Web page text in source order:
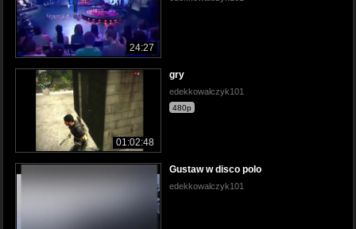
24:27
01:02:48
gry
edekkowalczyk101
480p
Gustaw w disco polo
edekkowalczyk101